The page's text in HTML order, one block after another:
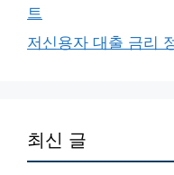
트
저신용자 대출 금리
최신 글